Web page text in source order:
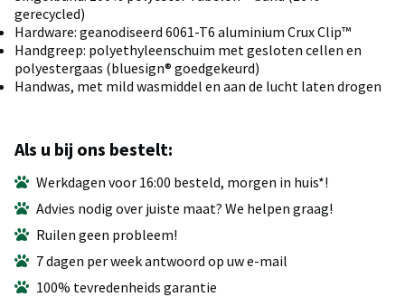
gerecycled)
Hardware: geanodiseerd 6061-T6 aluminium Crux Clip™️
Handgreep: polyethyleenschuim met gesloten cellen en
polyestergaas (bluesign® goedgekeurd)
Handwas, met mild wasmiddel en aan de lucht laten drogen
Als u bij ons bestelt:
Werkdagen voor 16:00 besteld, morgen in huis*!
Advies nodig over juiste maat? We helpen graag!
Ruilen geen probleem!
7 dagen per week antwoord op uw e-mail
100% tevredenheids garantie